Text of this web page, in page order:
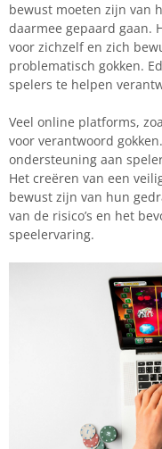
bewust moeten zijn van
daarmee gepaard gaan.
voor zichzelf en zich
problematisch gokken.
spelers te helpen
Veel online platforms,
voor verantwoord
ondersteuning aan
Het creëren van een
bewust zijn van hun
van de risico’s en het
speelervaring.